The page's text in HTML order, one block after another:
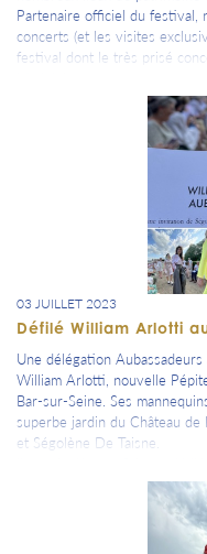
Partenaire officiel du festival,
concerts (et les visites
festival dont le très prisé
=> Toute la programmation
Découvre l'interview de
festival et pépite
03 JUILLET 2023
Défilé William Arlotti
Une délégation
William Arlotti, nouvelle
Bar-sur-Seine. Ses
superbe jardin du Château de
et Ségolène De Taisne.